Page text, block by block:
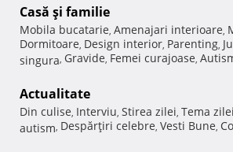
Casă şi familie
Mobila bucatarie, Amenajari interioare,
Dormitoare, Design interior, Parenting,
singura, Gravide, Femei curajoase,
Actualitate
Din culise, Interviu, Stirea zilei, Tema zilei
autism, Despărţiri celebre, Vesti Bune,